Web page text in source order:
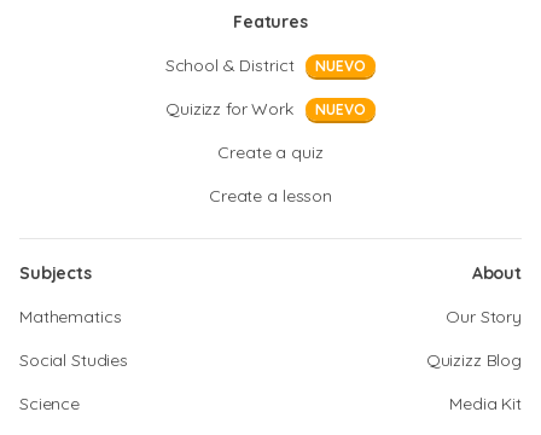
Features
School & District
NUEVO
Quizizz for Work NUEVO
Create a quiz
Create a lesson
Subjects
Mathematics
Social Studies
Science
About
Our Story
Quizizz Blog
Media Kit